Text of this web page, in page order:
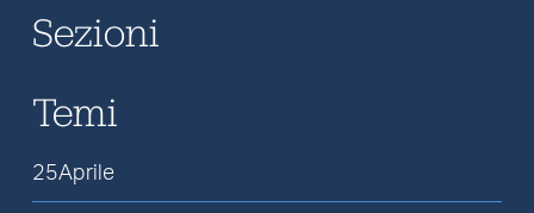
Sezioni
Temi
25Aprile